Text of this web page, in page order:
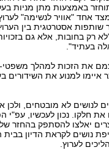
היתרה תוחזר באמצעות מתן
אחד "אוויר לנשימה"
שותפות אסטרטגית בין
רק בחובות, אלא גם
בעתיד".
את הזכות למהלך
איימו למנוע את השידורים
לנושים לא מובטחים, ולכן
חלקו. נכון לעכשיו, עפ"י
נושים לקראת הדיון
לערוץ.